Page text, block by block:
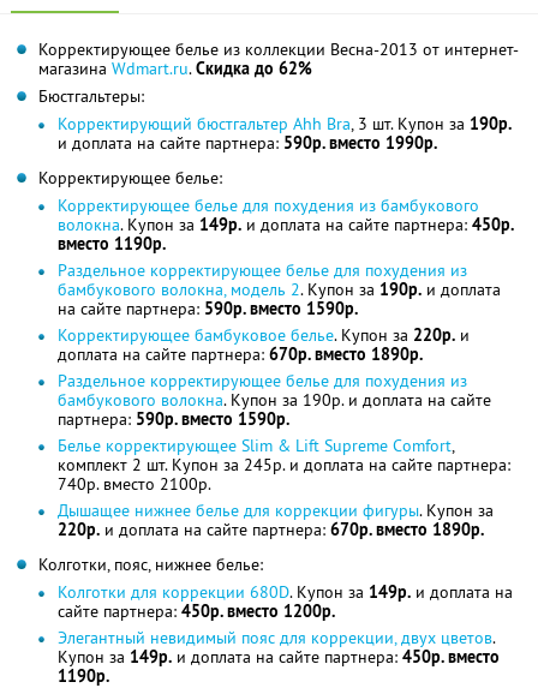
Корректирующее белье из коллекции Весна-2013 от интернет-
магазина Wdmart.ru.Скидка до 62%
Бюстгальтеры:
Корректирующий бюстгальтер Ahh Bra, 3 шт. Купон за 190р.
и доплата на сайте партнера: 590р. вместо 1990р.
Корректирующее белье:
Корректирующее белье для похудения из бамбукового
волокна. Купон за 149р. и доплата на сайте партнера: 450р.
вместо 1190р.
Раздельное корректирующее белье для похудения из
бамбукового волокна, модель 2. Купон за 190р. и доплата
на сайте партнера: 590р. вместо 1590р.
Корректирующее бамбуковое белье. Купон за 220р. и
доплата на сайте партнера: 670р. вместо 1890р.
Раздельное корректирующее белье для похудения из
бамбукового волокна. Купон за 190р. и доплата на сайте
партнера: 590р. вместо 1590р.
Белье корректирующее Slim & Lift Supreme Comfort,
комплект 2 шт. Купон за 245р. и доплата на сайте партнера:
740р. вместо 2100р.
Дышащее нижнее белье для коррекции фигуры. Купон за
220р. и доплата на сайте партнера: 670р. вместо 1890р.
Колготки, пояс, нижнее белье:
Колготки для коррекции 680D. Купон за 149р. и доплата на
сайте партнера: 450р. вместо 1200р.
Элегантный невидимый пояс для коррекции, двух цветов.
Купон за 149р. и доплата на сайте партнера: 450р. вместо
1190р.